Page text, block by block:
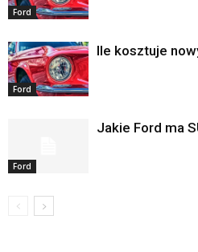
Ford
Ford
Ile kosztuje
Ford
Jakie Ford ma